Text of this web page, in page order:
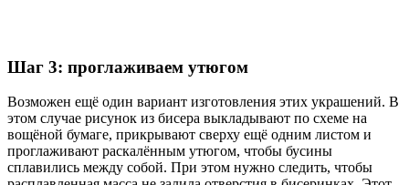
Шаг 3: проглаживаем утюгом
Возможен ещё один вариант изготовления этих украшений. В
этом случае рисунок из бисера выкладывают по схеме на
вощёной бумаге, прикрывают сверху ещё одним листом и
проглаживают раскалённым утюгом, чтобы бусины
сплавились между собой. При этом нужно следить, чтобы